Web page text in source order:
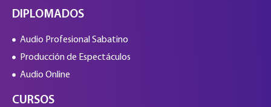
DIPLOMADOS
Audio Profesional Sabatino
Producción de Espectáculos
Audio Online
CURSOS